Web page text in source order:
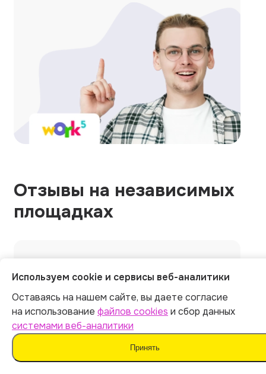
Отзывы на независимых
площадках
5.0
5.0 5.0
Используем cookie и сервисы веб-аналитики
Оставаясь на нашем сайте, вы даете согласие
на использование файлов cookies и сбор данных
системами веб-аналитики
Принять